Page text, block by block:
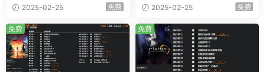
修改器
2025-02-25 免费
n: Pirate Yakuza in Hawaii 52
项修改器
2025-02-25 免费
免费 免费